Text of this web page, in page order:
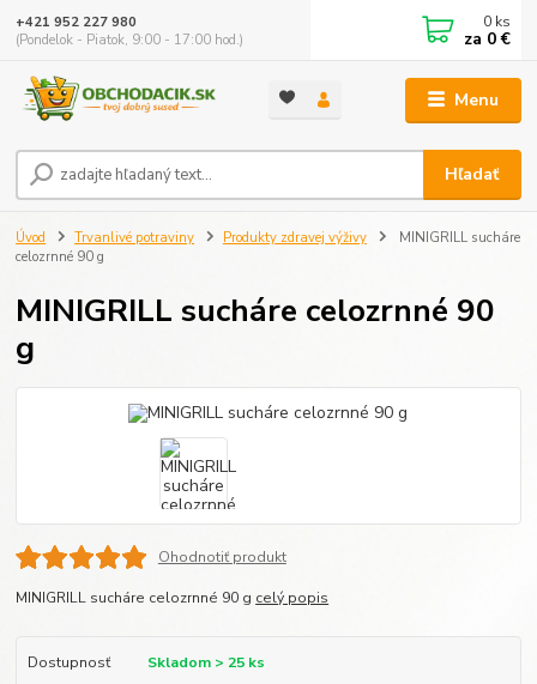
Menu
Hľadať
+421 952 227 980
(Pondelok - Piatok, 9:00 - 17:00 hod.)
0 ks
za 0 €
Úvod Trvanlivé potraviny Produkty zdravej výživy
MINIGRILL sucháre
celozrnné 90 g
MINIGRILL sucháre celozrnné 90
g
Ohodnotiť produkt
MINIGRILL sucháre celozrnné 90 g celý popis
Dostupnosť
Skladom > 25 ks